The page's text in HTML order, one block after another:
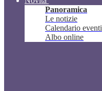
Panoramica
Le notizie
Calendario eventi
Albo online